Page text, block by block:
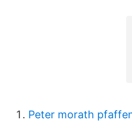
Peter morath